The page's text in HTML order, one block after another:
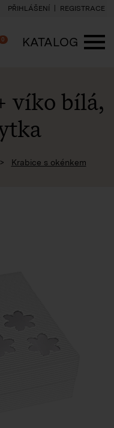
PŘIHLÁŠENÍ REGISTRACE
Košík
0
KATALOG
víko bílá,
Krabice s okénkem